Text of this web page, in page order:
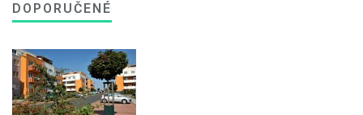
DOPORUČENÉ